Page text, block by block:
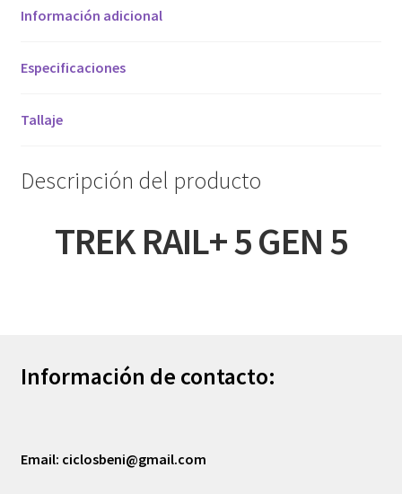
Información adicional
Especificaciones
Tallaje
Descripción del producto
TREK RAIL+ 5 GEN 5
Información de contacto:
Email: ciclosbeni@gmail.com